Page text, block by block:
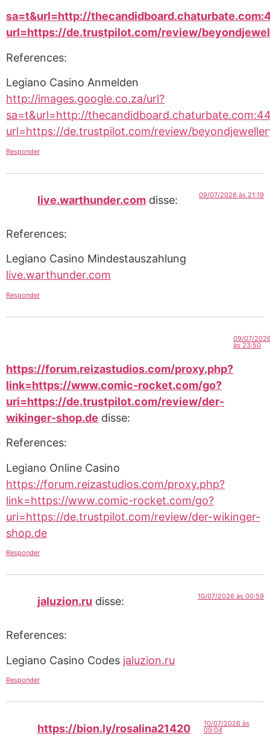
sa=t&url=http://
url=https://de.trustpilot.com/review/
References:
Legiano Casino Anmelden
http://images.google.co.za/url?
sa=t&url=http://
url=https://de.trustpilot.com/review/
Responder
live.warthunder.com disse: 09/07/2026 às 21:19
References:
Legiano Casino Mindestauszahlung
live.warthunder.com
Responder
https://forum.reizastudios.com/proxy.php?
link=https://www.comic-rocket.com/go?
uri=https://de.trustpilot.com/review/der-
wikinger-shop.de disse:
09/07/
às 23:50
References:
Legiano Online Casino
https://forum.reizastudios.com/proxy.php?
link=https://www.comic-rocket.com/go?
uri=https://de.trustpilot.com/review/der-wikinger-
shop.de
Responder
jaluzion.ru disse: 10/07/2026 às 00:59
References:
Legiano Casino Codes jaluzion.ru
Responder
https://bion.ly/rosalina21420
10/07/2026 às
09:04